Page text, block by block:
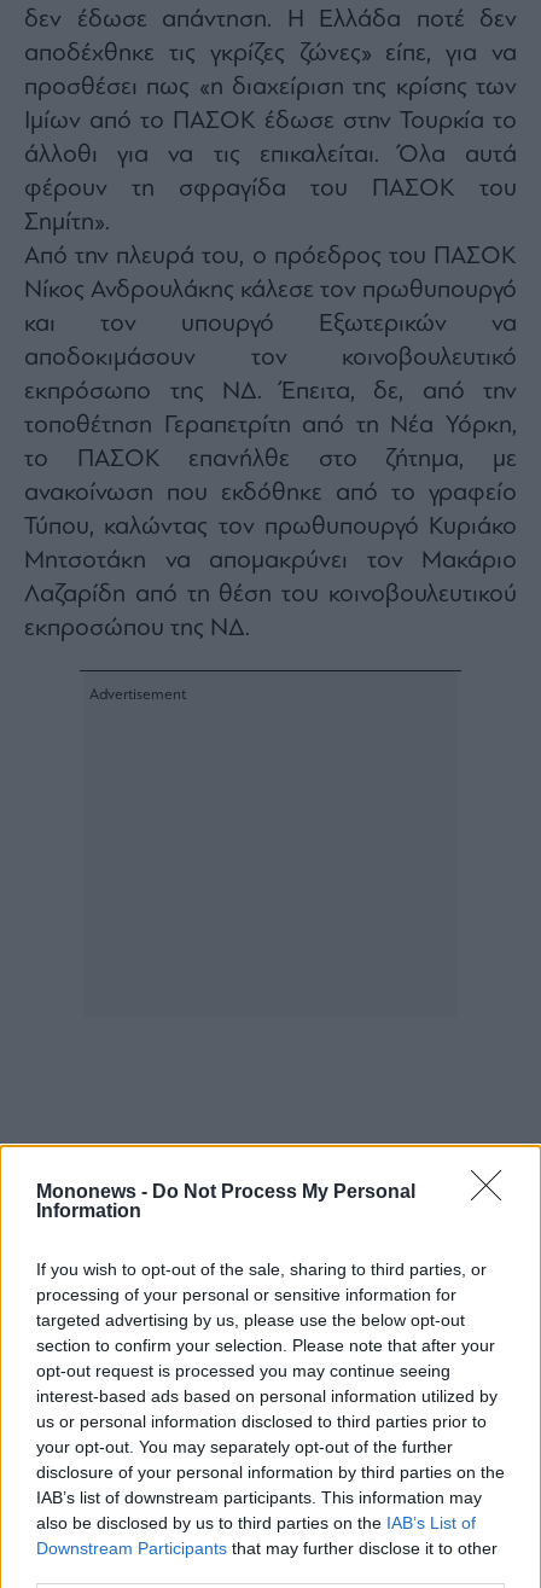
Mononews - Do Not Process My Personal
Information
If you wish to opt-out of the sale, sharing to third parties, or
processing of your personal or sensitive information for
targeted advertising by us, please use the below opt-out
section to confirm your selection. Please note that after your
opt-out request is processed you may continue seeing
interest-based ads based on personal information utilized by
us or personal information disclosed to third parties prior to
your opt-out. You may separately opt-out of the further
disclosure of your personal information by third parties on the
IAB’s list of downstream participants. This information may
also be disclosed by us to third parties on the IAB’s List of
Downstream Participants that may further disclose it to other
δεν έδωσε απάντηση. Η Ελλάδα ποτέ δεν
αποδέχθηκε τις γκρίζες ζώνες» είπε, για να
προσθέσει πως «η διαχείριση της κρίσης των
Ιμίων από το ΠΑΣΟΚ έδωσε στην Τουρκία το
άλλοθι για να τις επικαλείται. Όλα αυτά
φέρουν τη σφραγίδα του ΠΑΣΟΚ του
Σημίτη».
Από την πλευρά του, ο πρόεδρος του ΠΑΣΟΚ
Νίκος Ανδρουλάκης κάλεσε τον πρωθυπουργό
και τον υπουργό Εξωτερικών να
αποδοκιμάσουν τον κοινοβουλευτικό
εκπρόσωπο της ΝΔ. Έπειτα, δε, από την
τοποθέτηση Γεραπετρίτη από τη Νέα Υόρκη,
το ΠΑΣΟΚ επανήλθε στο ζήτημα, με
ανακοίνωση που εκδόθηκε από το γραφείο
Τύπου, καλώντας τον πρωθυπουργό Κυριάκο
Μητσοτάκη να απομακρύνει τον Μακάριο
Λαζαρίδη από τη θέση του κοινοβουλευτικού
εκπροσώπου της ΝΔ.
«Οι διχαστικές και εθνικά επικίνδυνες
δηλώσεις του κ. Μακάριου Λαζαριδη σήμερα
στη Βουλή αναπαράγουν όχι μόνο ακροδεξιά